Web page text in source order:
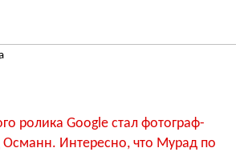
ролика Google стал фотограф-
Интересно, что Мурад по